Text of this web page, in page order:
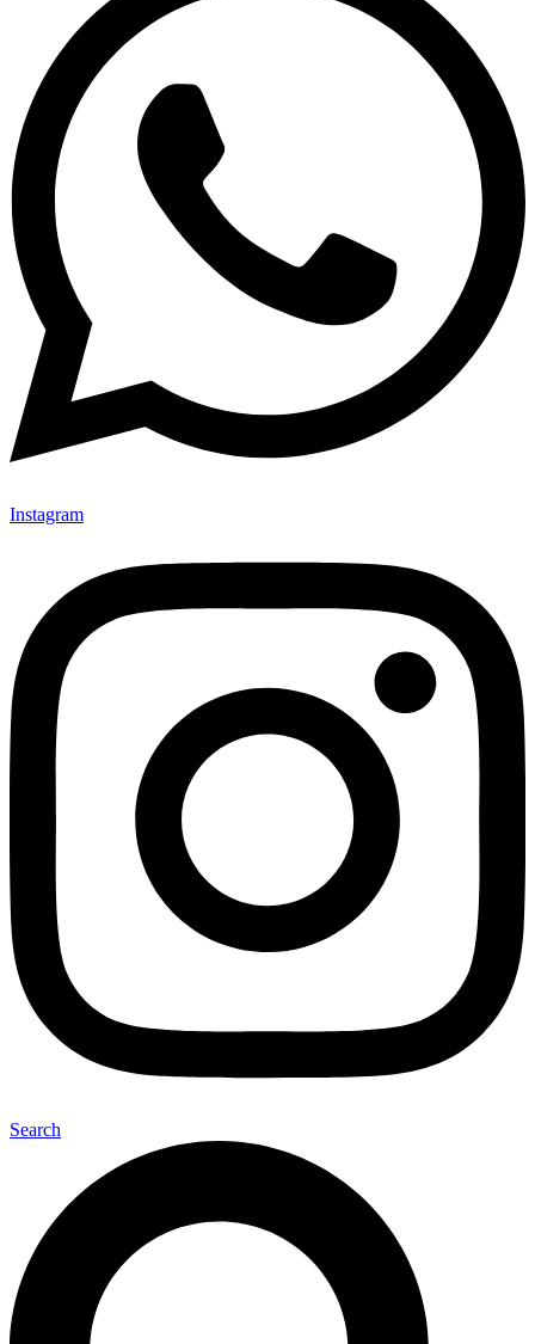
Instagram
Search